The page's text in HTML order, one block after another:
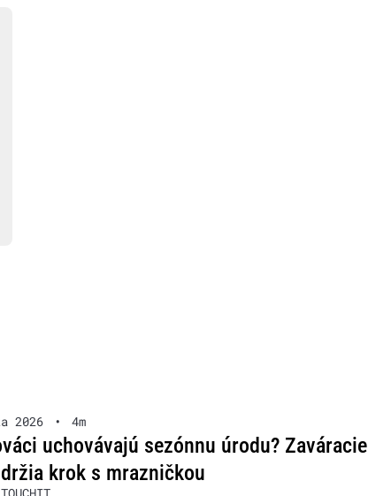
2026 • 4m
uchovávajú sezónnu úrodu? Zaváracie
krok s mrazničkou